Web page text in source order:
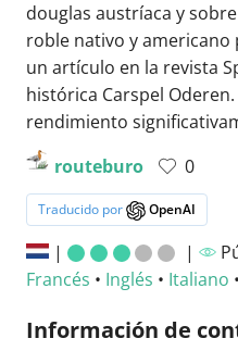
douglas austríaca y
roble nativo y
un artículo en la revista
histórica Carspel
rendimiento
routeburo
0
Traducido por OpenAI
| |
Francés • Inglés • Italiano •
Información de